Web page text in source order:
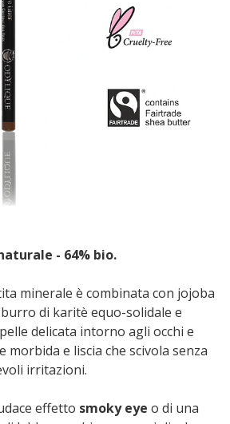
- 64% bio.
minerale è combinata con jojoba
di karitè equo-solidale e
delicata intorno agli occhi e
e liscia che scivola senza
irritazioni.
effetto smoky eye o di una